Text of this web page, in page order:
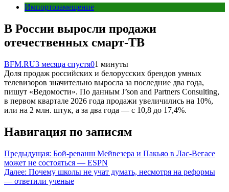
Импортозамещение
В России выросли продажи
отечественных смарт-ТВ
BFM.RU3 месяца спустя01 минуты
Доля продаж российских и белорусских брендов умных
телевизоров значительно выросла за последние два года,
пишут «Ведомости». По данным J’son and Partners Consulting,
в первом квартале 2026 года продажи увеличились на 10%,
или на 2 млн. штук, а за два года — с 10,8 до 17,4%.
Навигация по записям
Предыдущая: Бой‑реванш Мейвезера и Пакьяо в Лас‑Вегасе
может не состояться — ESPN
Далее: Почему школы не учат думать, несмотря на реформы
— ответили ученые